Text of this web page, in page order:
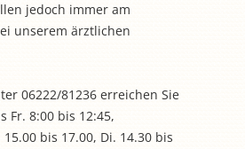
jedoch immer am
unserem ärztlichen
06222/81236 erreichen Sie
Fr. 8:00 bis 12:45,
bis 17.00, Di. 14.30 bis